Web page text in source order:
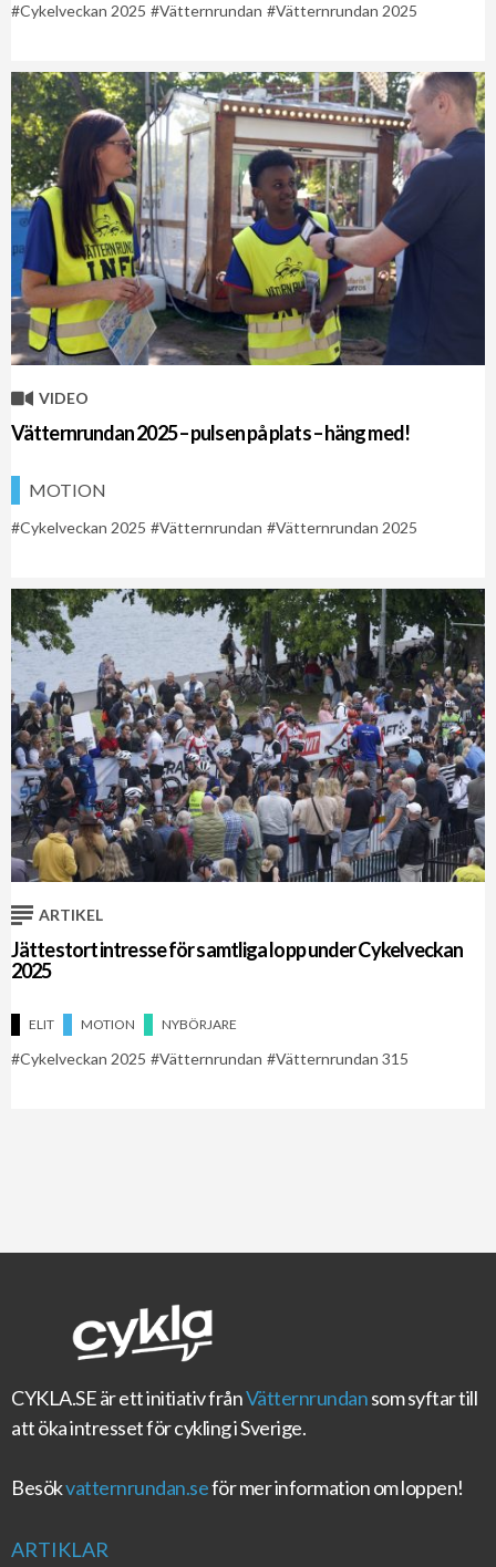
Cykelveckan 2025 Vätternrundan Vätternrundan 2025
VIDEO
Vätternrundan 2025 – pulsen på plats – häng med!
MOTION
Cykelveckan 2025 Vätternrundan Vätternrundan 2025
ARTIKEL
Jättestort intresse för samtliga lopp under Cykelveckan
2025
ELIT MOTION NYBÖRJARE
Cykelveckan 2025 Vätternrundan Vätternrundan 315
CYKLA.SEär ett initiativ frånVätternrundansom syftar till
att öka intresset för cykling i Sverige.
Besökvatternrundan.seför mer information om loppen!
ARTIKLAR